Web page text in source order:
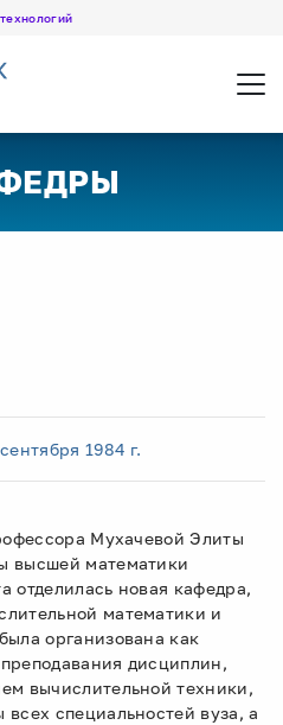
1984 г.
Мухачевой Элиты
высшей математики
отделилась новая кафедра,
математики и
организована как
дисциплин,
вычислительной техники,
специальностей вуза, а